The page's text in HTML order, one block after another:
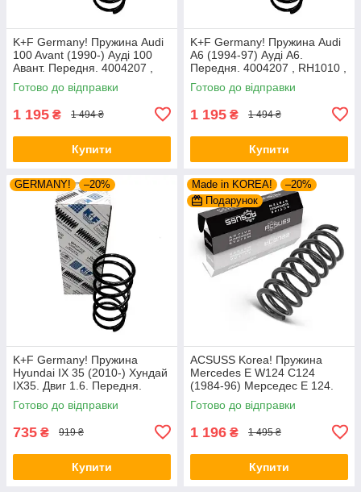
K+F Germany! Пружина Audi
100 Avant (1990-) Ауді 100
Авант. Передня. 4004207 ,
RH1010 , 997224. К+Ф
Німеччина
Готово до відправки
1 195 ₴ 1 494 ₴
Купити
K+F Germany! Пружина Audi
A6 (1994-97) Ауді А6.
Передня. 4004207 , RH1010 ,
997224. К+Ф Німеччина
Готово до відправки
1 195 ₴ 1 494 ₴
Купити
GERMANY! –20%
K+F Germany! Пружина
Hyundai IX 35 (2010-) Хундай
IX35. Двиг 1.6. Передня.
4037261 , RA3461 , 998967.
К+Ф Німеччина
Готово до відправки
735 ₴ 919 ₴
Купити
Made in KOREA!
–20%
Подарунок
ACSUSS Korea! Пружина
Mercedes E W124 C124
(1984-96) Мерседес Е 124.
Задня. 4256803 , RD5084 ,
996072. Аксусс Корея
Готово до відправки
1 196 ₴ 1 495 ₴
Купити